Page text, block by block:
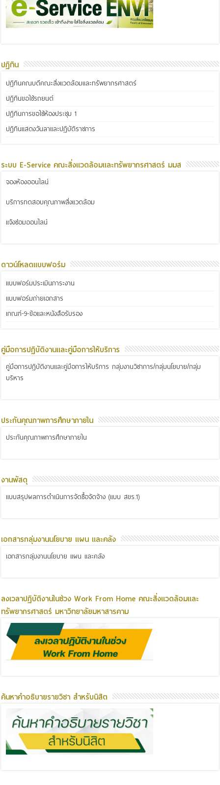
ปฏิทิน
ปฏิทินคณบดีคณะสิ่งแวดล้อมและทรัพยากรศาสตร์
ปฏิทินขอใช้รถยนต์
ปฏิทินการขอใช้ห้องประชุม 1
ปฏิทินแสดงวันลาและปฏิบัติราชการ
ระบบ E-Service คณะสิ่งแวดล้อมและทรัพยากรศาสตร์ มมส
จองห้องออนไลน์
บริการทดสอบคุณภาพสิ่งแวดล้อม
แจ้งซ่อมออนไลน์
ดาวน์โหลดแบบฟอร์ม
แบบฟอร์มประเมินภาระงาน
แบบฟอร์มถ่ายเอกสาร
เกณฑ์-9-ข้อและหนังสือรับรอง
คู่มือการปฏิบัติงานและคู่มือการให้บริการ
คู่มือการปฏิบัติงานและคู่มือการให้บริการ กลุ่มงานวิชาการ/กลุ่มนโยบาย/กลุ่ม
บริหาร
ประกันคุณภาพการศึกษาภายใน
ประกันคุณภาพการศึกษาภายใน
งานพัสดุ
แบบสรุปผลการดำเนินการจัดซื้อจัดจ้าง (แบบ สขร.1)
เอกสารกลุ่มงานนโยบาย แผน และคลัง
เอกสารกลุ่มงานนโยบาย แผน และคลัง
ลงเวลาปฏิบัติงานในช่วง Work From Home คณะสิ่งแวดล้อมและ
ทรัพยากรศาสตร์ มหาวิทยาลัยมหาสารคาม
ค้นหาคำอธิบายรายวิชา สำหรับนิสิต